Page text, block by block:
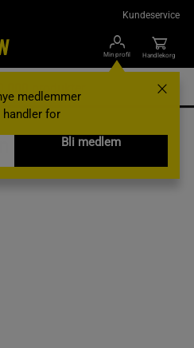
Kundeservice
Min profil
medlemmer
for
Bli medlem
Handlekorg
Bar 50 g